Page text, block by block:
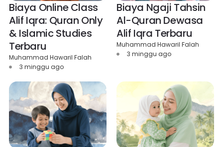
Biaya Online Class
Alif Iqra: Quran Only
& Islamic Studies
Terbaru
Muhammad Hawaril Falah
3 minggu ago
Biaya Ngaji Tahsin
Al-Quran Dewasa
Alif Iqra Terbaru
Muhammad Hawaril Falah
3 minggu ago